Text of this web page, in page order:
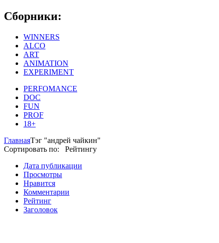
Сборники:
WINNERS
ALCO
ART
ANIMATION
EXPERIMENT
PERFOMANCE
DOC
FUN
PROF
18+
ГлавнаяТэг "андрей чайкин"
Сортировать по: Рейтингу
Дата публикации
Просмотры
Нравится
Комментарии
Рейтинг
Заголовок